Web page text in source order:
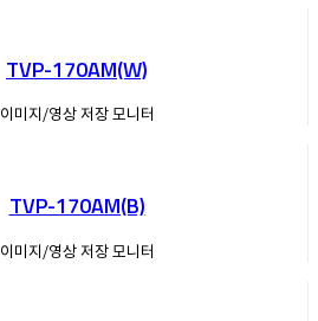
TVP-170AM(W)
이미지/영상 저장 모니터
TVP-170AM(B)
이미지/영상 저장 모니터